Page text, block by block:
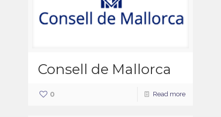
Consell de Mallorca
0 Read more